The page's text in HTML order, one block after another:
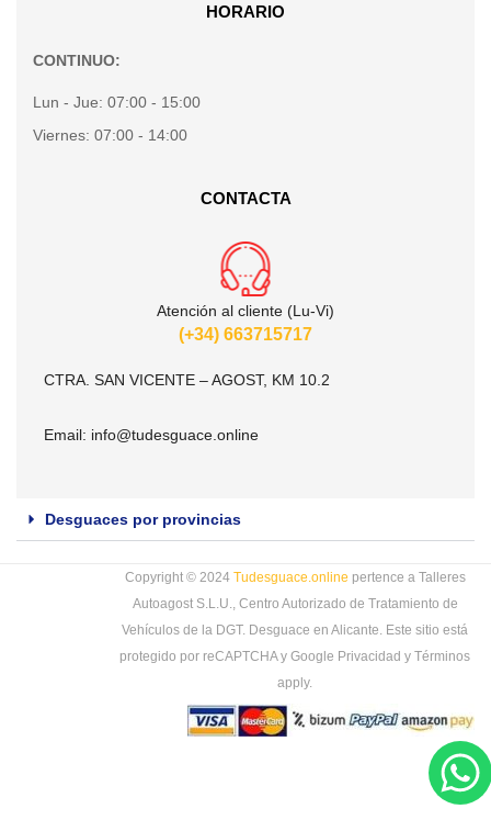
HORARIO
CONTINUO:
Lun - Jue: 07:00 - 15:00
Viernes: 07:00 - 14:00
CONTACTA
Atención al cliente (Lu-Vi)
(+34) 663715717
CTRA. SAN VICENTE – AGOST, KM 10.2
Email: info@tudesguace.online
Desguaces por provincias
Copyright © 2024 Tudesguace.online pertence a Talleres
Autoagost S.L.U., Centro Autorizado de Tratamiento de
Vehículos de la DGT. Desguace en Alicante. Este sitio está
protegido por reCAPTCHA y Google Privacidad y Términos
apply.